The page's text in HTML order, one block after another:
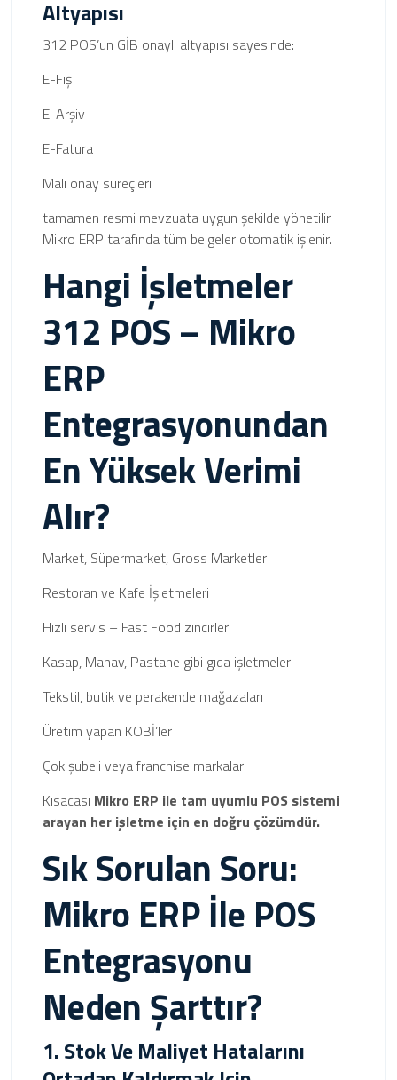
Altyapısı
312 POS’un GİB onaylı altyapısı sayesinde:
E-Fiş
E-Arşiv
E-Fatura
Mali onay süreçleri
tamamen resmi mevzuata uygun şekilde yönetilir.
Mikro ERP tarafında tüm belgeler otomatik işlenir.
Hangi İşletmeler
312 POS – Mikro
ERP
Entegrasyonundan
En Yüksek Verimi
Alır?
Market, Süpermarket, Gross Marketler
Restoran ve Kafe İşletmeleri
Hızlı servis – Fast Food zincirleri
Kasap, Manav, Pastane gibi gıda işletmeleri
Tekstil, butik ve perakende mağazaları
Üretim yapan KOBİ’ler
Çok şubeli veya franchise markaları
Kısacası Mikro ERP ile tam uyumlu POS sistemi
arayan her işletme için en doğru çözümdür.
Sık Sorulan Soru:
Mikro ERP İle POS
Entegrasyonu
Neden Şarttır?
1. Stok Ve Maliyet Hatalarını